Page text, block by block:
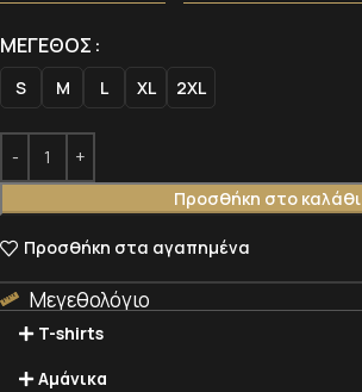
ΜΈΓΕΘΟΣ
S M L XL 2XL
Προσθήκη στο καλάθι
Alternative:
Alternative:
Προσθήκη στα αγαπημένα
Μεγεθολόγιο
T-shirts
Αμάνικα